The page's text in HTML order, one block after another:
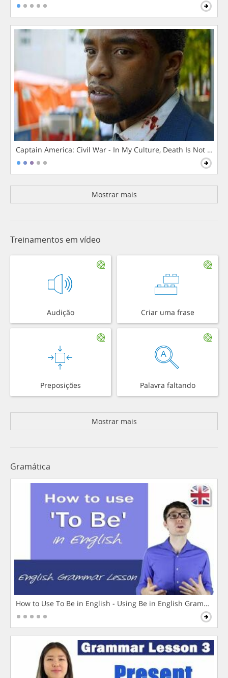
Captain America: Civil War - In My Culture, Death Is Not The
Mostrar mais
Treinamentos em vídeo
Audição Criar uma frase
Preposições Palavra faltando
Mostrar mais
Gramática
How to Use To Be in English - Using Be in English Grammar